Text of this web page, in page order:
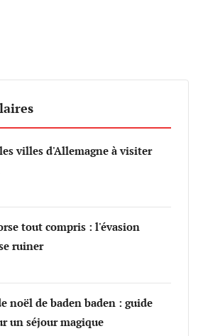
villes d'Allemagne à visiter
tout compris : l'évasion
ruiner
noël de baden baden : guide
un séjour magique